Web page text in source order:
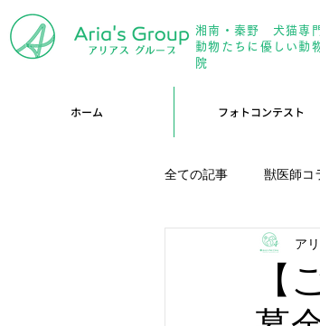
湘南・秦野 犬猫専
動物たちに優しい動
院
ホーム フォトコンテスト
全ての記事 獣医師コ
アリーブログ
【
ア